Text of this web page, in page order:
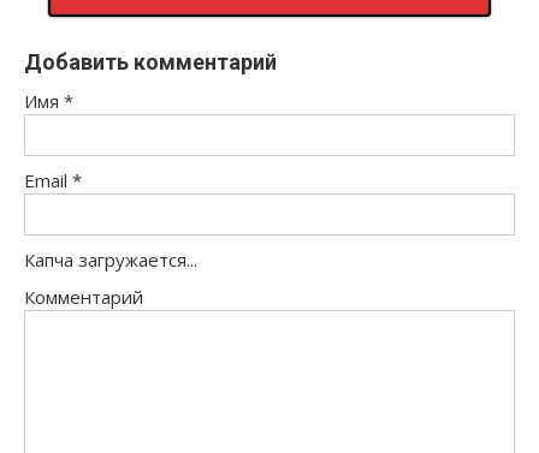
Добавить комментарий
Имя *
Email *
Капча загружается...
Комментарий